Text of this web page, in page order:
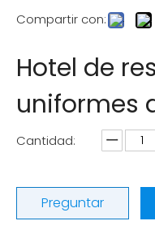
Compartir con:
Hotel de
uniformes
Cantidad:
Preguntar